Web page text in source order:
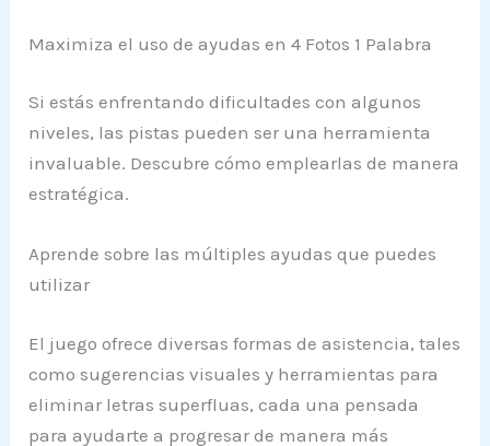
Maximiza el uso de ayudas en 4 Fotos 1 Palabra
Si estás enfrentando dificultades con algunos
niveles, las pistas pueden ser una herramienta
invaluable. Descubre cómo emplearlas de manera
estratégica.
Aprende sobre las múltiples ayudas que puedes
utilizar
El juego ofrece diversas formas de asistencia, tales
como sugerencias visuales y herramientas para
eliminar letras superfluas, cada una pensada
para ayudarte a progresar de manera más